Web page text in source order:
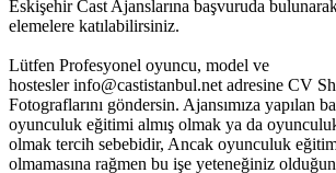
Eskişehir Cast Ajanslarına başvuruda
elemelere katılabilirsiniz.
Lütfen Profesyonel oyuncu, model ve
hostesler info@castistanbul.net adresine CV
Fotograflarını göndersin. Ajansımıza yapılan
oyunculuk eğitimi almış olmak ya da
olmak tercih sebebidir, Ancak oyunculuk
olmamasına rağmen bu işe yeteneğiniz